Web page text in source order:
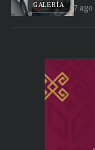
GALERÍA 7